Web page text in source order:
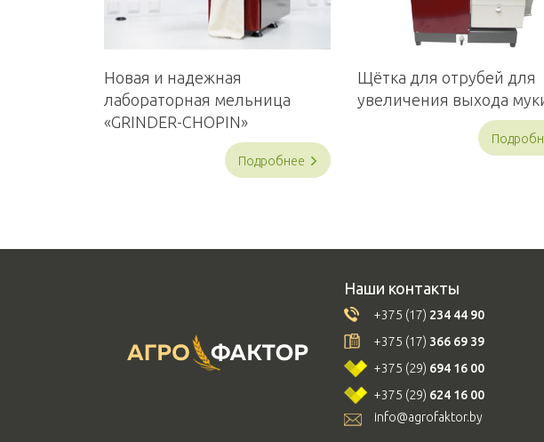
Новая и надежная
лабораторная мельница
«GRINDER-CHOPIN»
Подробнее
Щётка для отрубей для
увеличения выхода
Наши контакты
+375 (17) 234 44 90
+375 (17) 366 69 39
+375 (29) 694 16 00
+375 (29) 624 16 00
info@agrofaktor.by